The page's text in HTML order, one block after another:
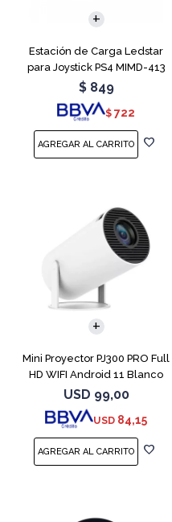
Estación de Carga Ledstar
para Joystick PS4 MIMD-413
RGB
$ 849
$ 722
Mini Proyector PJ300 PRO Full
HD WIFI Android 11 Blanco
USD 99,00
USD 84,15